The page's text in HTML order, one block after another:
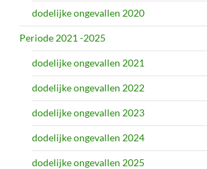
dodelijke ongevallen 2020
Periode 2021 -2025
dodelijke ongevallen 2021
dodelijke ongevallen 2022
dodelijke ongevallen 2023
dodelijke ongevallen 2024
dodelijke ongevallen 2025